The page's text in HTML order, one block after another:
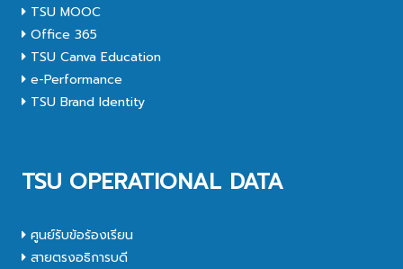
TSU MOOC
Office 365
TSU Canva Education
e-Performance
TSU Brand Identity
TSU OPERATIONAL DATA
ศูนย์รับข้อร้องเรียน
สายตรงอธิการบดี